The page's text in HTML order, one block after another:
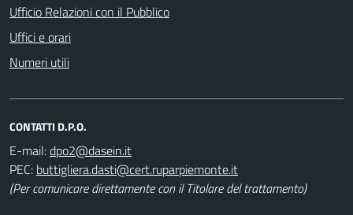
Ufficio Relazioni con il Pubblico
Uffici e orari
Numeri utili
CONTATTI D.P.O.
E-mail:
PEC:
(Per comunicare direttamente con il Titolare del trattamento)